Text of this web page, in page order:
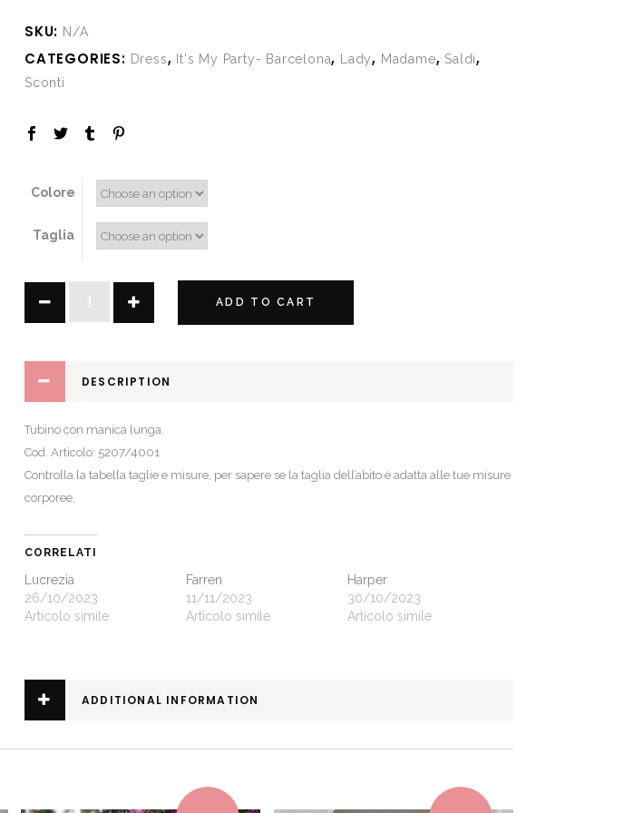
SKU: N/A
CATEGORIES: Dress, It's My Party- Barcelona, Lady, Madame, Saldi,
Sconti
Colore
Taglia
ADD TO CART
DESCRIPTION
Tubino con manica lunga.
Cod. Articolo: 5207/4001
Controlla la tabella taglie e misure, per sapere se la taglia dell’abito è adatta alle tue misure
corporee.
CORRELATI
Lucrezia
26/10/2023
Articolo simile
Farren
11/11/2023
Articolo simile
Harper
30/10/2023
Articolo simile
ADDITIONAL INFORMATION
This product has multiple variants. The options may be chosen on the product page This product has multiple variants. The options may be chosen on the product page This product has multiple variants. The options may be chosen on the product page